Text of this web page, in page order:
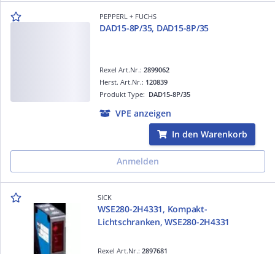
PEPPERL + FUCHS
DAD15-8P/35, DAD15-8P/35
Rexel Art.Nr.: 2899062
Produkt Type: DAD15-8P/35
Herst. Art.Nr.: 120839
VPE anzeigen
In den Warenkorb
Anmelden
SICK
WSE280-2H4331, Kompakt-
Lichtschranken, WSE280-2H4331
Rexel Art.Nr.:2897681